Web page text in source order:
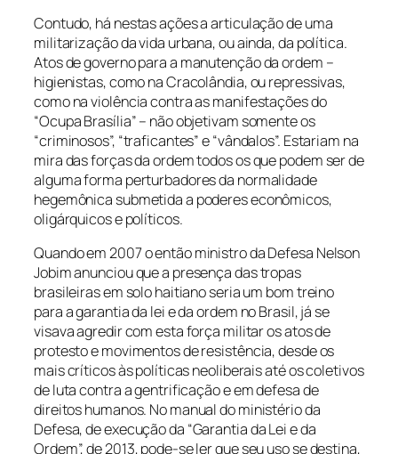
Contudo, há nestas ações a articulação de uma
militarização da vida urbana, ou ainda, da política.
Atos de governo para a manutenção da ordem –
higienistas, como na Cracolândia, ou repressivas,
como na violência contra as manifestações do
“Ocupa Brasília” – não objetivam somente os
“criminosos”, “traficantes” e “vândalos”. Estariam na
mira das forças da ordem todos os que podem ser de
alguma forma perturbadores da normalidade
hegemônica submetida a poderes econômicos,
oligárquicos e políticos.
Quando em 2007 o então ministro da Defesa Nelson
Jobim anunciou que a presença das tropas
brasileiras em solo haitiano seria um bom treino
para a garantia da lei e da ordem no Brasil, já se
visava agredir com esta força militar os atos de
protesto e movimentos de resistência, desde os
mais críticos às políticas neoliberais até os coletivos
de luta contra a gentrificação e em defesa de
direitos humanos. No manual do ministério da
Defesa, de execução da “Garantia da Lei e da
Ordem”, de 2013, pode-se ler que seu uso se destina,